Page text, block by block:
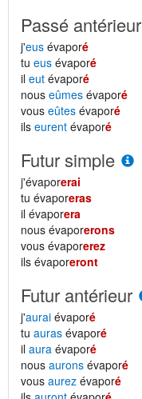
Passé antérieur
j'eus évaporé
tu eus évaporé
il eut évaporé
nous eûmes évaporé
vous eûtes évaporé
ils eurent évaporé
Futur simple
j'évaporerai
tu évaporeras
il évaporera
nous évaporerons
vous évaporerez
ils évaporeront
Futur antérieur
j'aurai évaporé
tu auras évaporé
il aura évaporé
nous aurons évaporé
vous aurez évaporé